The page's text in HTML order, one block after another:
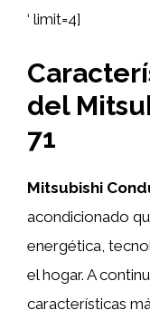
‘ limit=4]
del
71
Mitsubishi
acondicionado
energética,
el hogar. A
características